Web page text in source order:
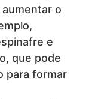
o
e
que pode
para formar